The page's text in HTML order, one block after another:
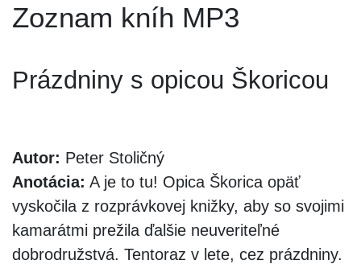
Zoznam kníh MP3
Prázdniny s opicou Škoricou
Autor: Peter Stoličný
Anotácia: A je to tu! Opica Škorica opäť
vyskočila z rozprávkovej knižky, aby so svojimi
kamarátmi prežila ďalšie neuveriteľné
dobrodružstvá. Tentoraz v lete, cez prázdniny.